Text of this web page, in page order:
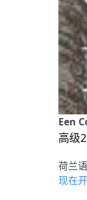
Een
高级2
荷兰
现在